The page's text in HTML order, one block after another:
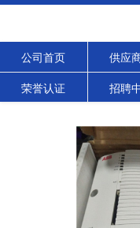
公司首页 供应
荣誉认证 招聘